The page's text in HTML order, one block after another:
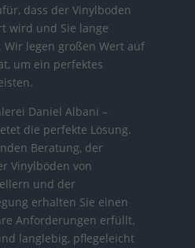
dass der Vinylboden
wird und Sie lange
Wir legen großen Wert auf
um ein perfektes
Daniel Albani –
die perfekte Lösung.
Beratung, der
Vinylböden von
und der
erhalten Sie einen
Anforderungen erfüllt.
langlebig, pflegeleicht